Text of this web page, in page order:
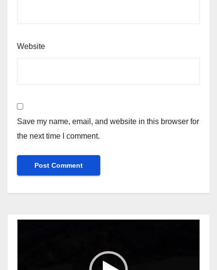
Website
Save my name, email, and website in this browser for
the next time I comment.